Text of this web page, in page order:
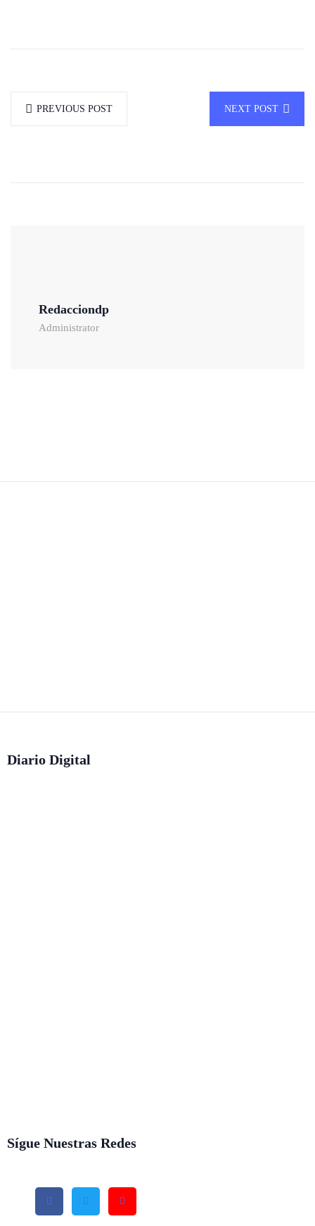
PREVIOUS POST NEXT POST
Redacciondp
Administrator
Diario Digital
Sígue Nuestras Redes